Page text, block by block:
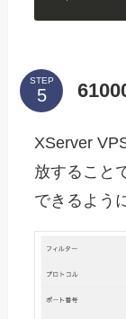
STEP
XServer
放すること
できるよう